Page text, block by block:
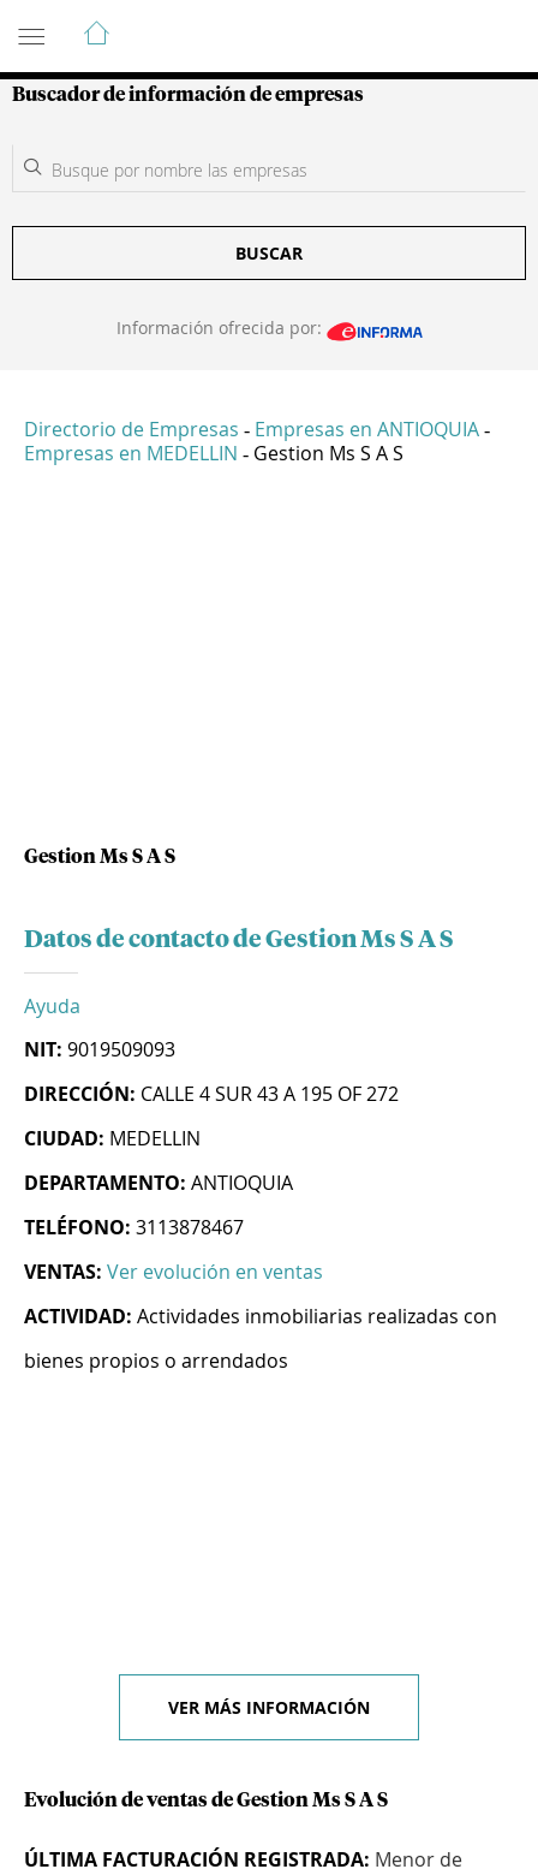
Guía de Empresas Colombianas
Buscador de información de empresas
BUSCAR
Información ofrecida por:
Directorio de Empresas - Empresas en ANTIOQUIA -
Empresas en MEDELLIN - Gestion Ms S A S
Gestion Ms S A S
Datos de contacto de Gestion Ms S A S
Ayuda
NIT: 9019509093
DIRECCIÓN: CALLE 4 SUR 43 A 195 OF 272
CIUDAD: MEDELLIN
DEPARTAMENTO: ANTIOQUIA
TELÉFONO: 3113878467
VENTAS: Ver evolución en ventas
ACTIVIDAD: Actividades inmobiliarias realizadas con
bienes propios o arrendados
VER MÁS INFORMACIÓN
Evolución de ventas de Gestion Ms S A S
ÚLTIMA FACTURACIÓN REGISTRADA: Menor de